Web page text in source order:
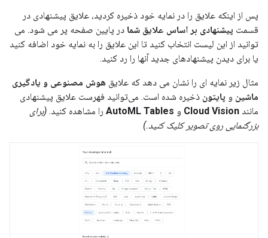
پس از اینکه علایق را در نمایه خود ذخیره کردید، علایق پیشنهادی در
قسمت پیشنهادی بر اساس علایق شما در پایین صفحه پر می شود. می
توانید از این لیست انتخاب کنید تا این علایق را به نمایه خود اضافه کنید
یا برای دیدن پیشنهادهای جدید آنها را رد کنید.
مثال زیر نمایه ای را نشان می دهد که علایق هوش مصنوعی و یادگیری
ماشین و پایتون ذخیره شده است. می‌توانید فهرست علایق پیشنهادی
مانند Cloud Vision و AutoML Tables را مشاهده کنید. (برای
بزرگنمایی روی تصویر کلیک کنید.)